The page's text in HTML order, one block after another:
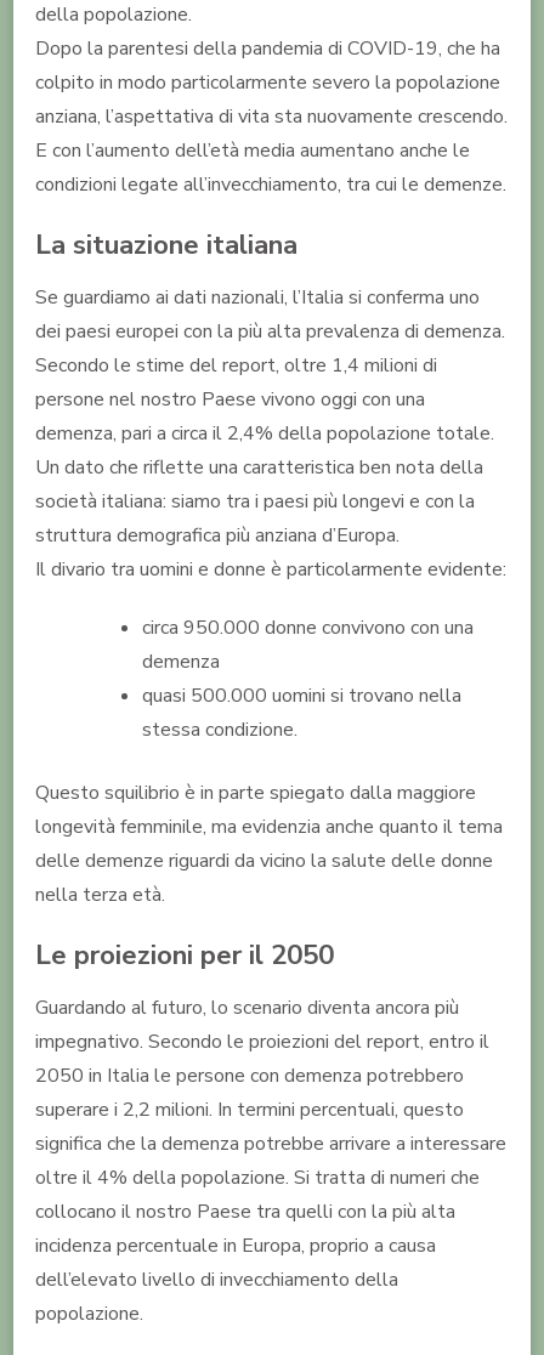
della popolazione.
Dopo la parentesi della pandemia di COVID-19, che ha
colpito in modo particolarmente severo la popolazione
anziana, l’aspettativa di vita sta nuovamente crescendo.
E con l’aumento dell’età media aumentano anche le
condizioni legate all’invecchiamento, tra cui le demenze.
La situazione italiana
Se guardiamo ai dati nazionali, l’Italia si conferma uno
dei paesi europei con la più alta prevalenza di demenza.
Secondo le stime del report, oltre 1,4 milioni di
persone nel nostro Paese vivono oggi con una
demenza, pari a circa il 2,4% della popolazione totale.
Un dato che riflette una caratteristica ben nota della
società italiana: siamo tra i paesi più longevi e con la
struttura demografica più anziana d’Europa.
Il divario tra uomini e donne è particolarmente evidente:
circa 950.000 donne convivono con una
demenza
quasi 500.000 uomini si trovano nella
stessa condizione.
Questo squilibrio è in parte spiegato dalla maggiore
longevità femminile, ma evidenzia anche quanto il tema
delle demenze riguardi da vicino la salute delle donne
nella terza età.
Le proiezioni per il 2050
Guardando al futuro, lo scenario diventa ancora più
impegnativo. Secondo le proiezioni del report, entro il
2050 in Italia le persone con demenza potrebbero
superare i 2,2 milioni. In termini percentuali, questo
significa che la demenza potrebbe arrivare a interessare
oltre il 4% della popolazione. Si tratta di numeri che
collocano il nostro Paese tra quelli con la più alta
incidenza percentuale in Europa, proprio a causa
dell’elevato livello di invecchiamento della
popolazione.